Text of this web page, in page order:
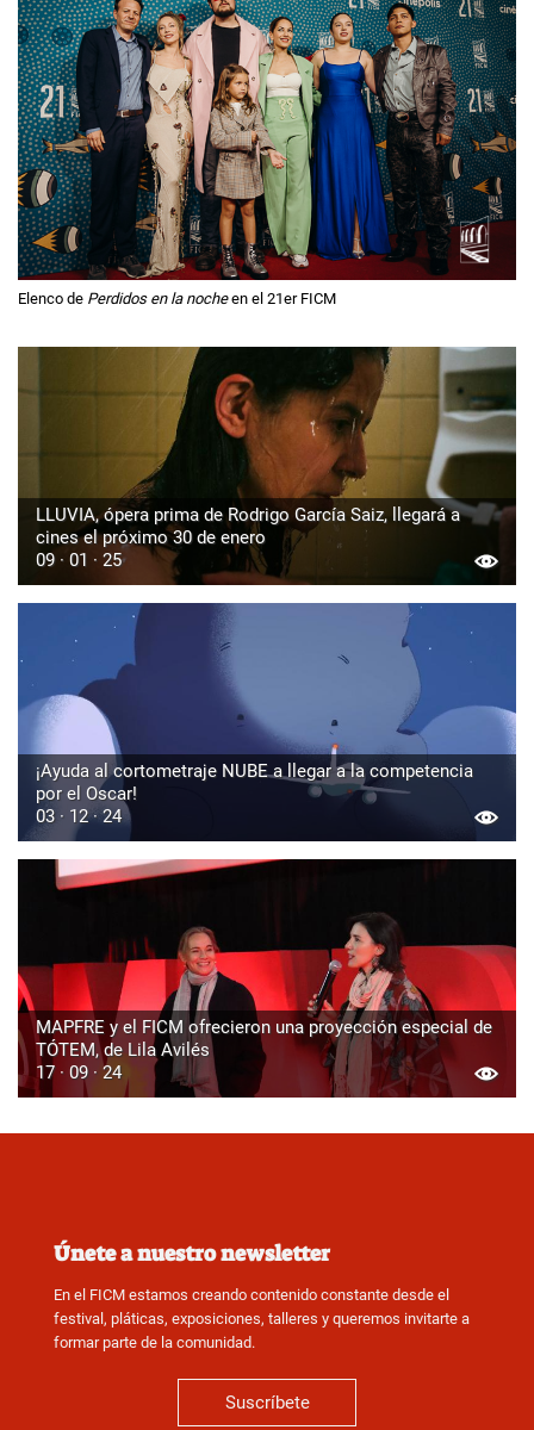
Elenco de Perdidos en la nocheen el 21er FICM
LLUVIA, ópera prima de Rodrigo García Saiz, llegará a
cines el próximo 30 de enero
09 · 01 · 25
¡Ayuda al cortometraje NUBE a llegar a la competencia
por el Oscar!
03 · 12 · 24
MAPFRE y el FICM ofrecieron una proyección especial de
TÓTEM, de Lila Avilés
17 · 09 · 24
Únete a nuestro newsletter
En el FICM estamos creando contenido constante desde el
festival, pláticas, exposiciones, talleres y queremos invitarte a
formar parte de la comunidad.
Suscríbete